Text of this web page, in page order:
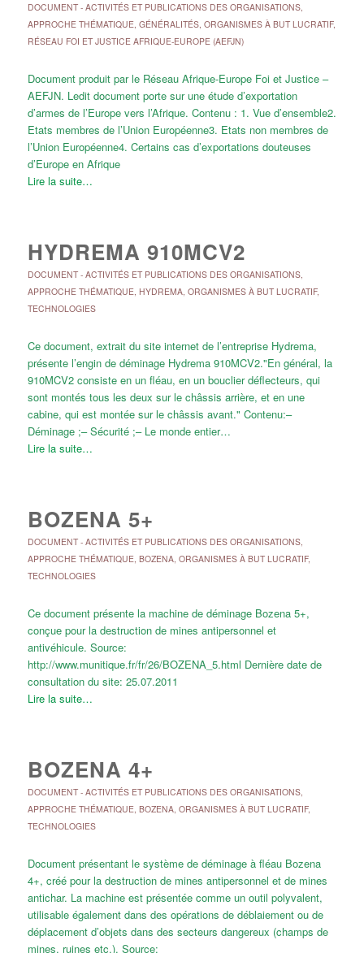
DOCUMENT- ACTIVITÉS ET PUBLICATIONS DES ORGANISATIONS,
APPROCHE THÉMATIQUE, GÉNÉRALITÉS, ORGANISMES À BUT LUCRATIF,
RÉSEAU FOI ET JUSTICE AFRIQUE-EUROPE (AEFJN)
Document produit par le Réseau Afrique-Europe Foi et Justice –
AEFJN. Ledit document porte sur une étude d’exportation
d’armes de l’Europe vers l’Afrique. Contenu : 1. Vue d’ensemble2.
Etats membres de l’Union Européenne3. Etats non membres de
l’Union Européenne4. Certains cas d’exportations douteuses
d’Europe en Afrique
Lire la suite…
HYDREMA 910MCV2
DOCUMENT- ACTIVITÉS ET PUBLICATIONS DES ORGANISATIONS,
APPROCHE THÉMATIQUE, HYDREMA, ORGANISMES À BUT LUCRATIF,
TECHNOLOGIES
Ce document, extrait du site internet de l’entreprise Hydrema,
présente l’engin de déminage Hydrema 910MCV2."En général, la
910MCV2 consiste en un fléau, en un bouclier déflecteurs, qui
sont montés tous les deux sur le châssis arrière, et en une
cabine, qui est montée sur le châssis avant." Contenu:–
Déminage ;– Sécurité ;– Le monde entier…
Lire la suite…
BOZENA 5+
DOCUMENT- ACTIVITÉS ET PUBLICATIONS DES ORGANISATIONS,
APPROCHE THÉMATIQUE, BOZENA, ORGANISMES À BUT LUCRATIF,
TECHNOLOGIES
Ce document présente la machine de déminage Bozena 5+,
conçue pour la destruction de mines antipersonnel et
antivéhicule. Source:
http://www.munitique.fr/fr/26/BOZENA_5.html Dernière date de
consultation du site: 25.07.2011
Lire la suite…
BOZENA 4+
DOCUMENT- ACTIVITÉS ET PUBLICATIONS DES ORGANISATIONS,
APPROCHE THÉMATIQUE, BOZENA, ORGANISMES À BUT LUCRATIF,
TECHNOLOGIES
Document présentant le système de déminage à fléau Bozena
4+, créé pour la destruction de mines antipersonnel et de mines
antichar. La machine est présentée comme un outil polyvalent,
utilisable également dans des opérations de déblaiement ou de
déplacement d’objets dans des secteurs dangereux (champs de
mines, ruines etc.). Source: